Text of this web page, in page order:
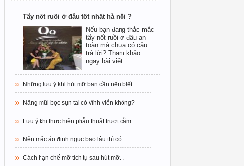
Tẩy nốt ruồi ở đâu tốt nhất hà nội ?
Nếu bạn đang thắc mắc
tẩy nốt ruồi ở đâu an
toàn mà chưa có câu
trả lời? Tham khảo
ngay bài viết...
Những lưu ý khi hút mỡ bạn cần nên biết
Nâng mũi bọc sụn tai có vĩnh viễn không?
Lưu ý khi thực hiện phẫu thuật trượt cằm
Nên mặc áo định ngực bao lâu thì có...
Cách hạn chế mỡ tích tụ sau hút mỡ...